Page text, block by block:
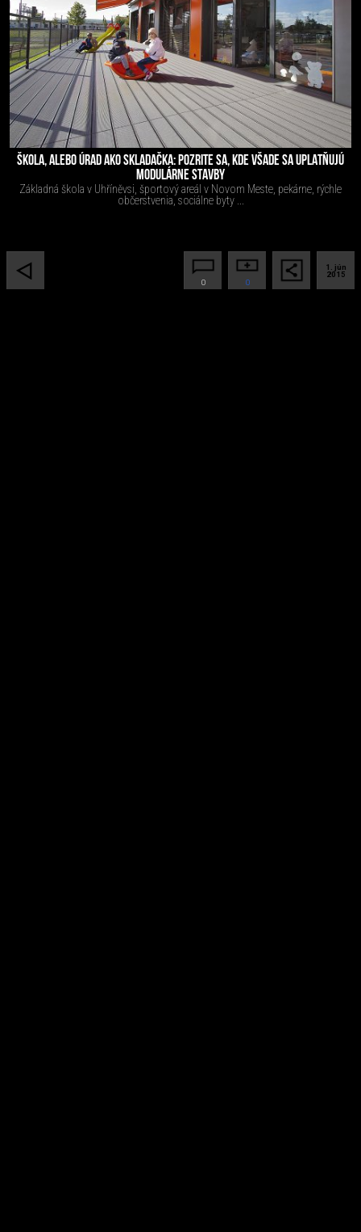
ŠKOLA, ALEBO ÚRAD AKO SKLADAČKA: POZRITE SA, KDE VŠADE SA UPLATŇUJÚ
MODULÁRNE STAVBY
Základná škola v Uhříněvsi, športový areál v Novom Meste, pekárne, rýchle
občerstvenia, sociálne byty ...
1. jún
2015
0
0